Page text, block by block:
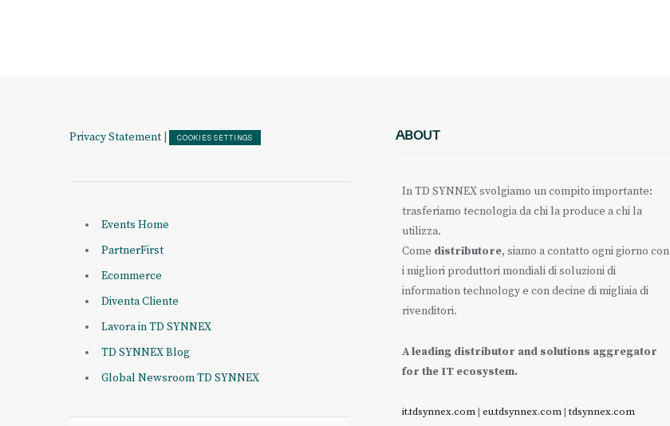
Privacy Statement COOKIES SETTINGS
Events Home
PartnerFirst
Ecommerce
Diventa Cliente
Lavora in TD SYNNEX
TD SYNNEX Blog
Global Newsroom TD SYNNEX
ABOUT
In TD SYNNEX svolgiamo un compito importante:
trasferiamo tecnologia da chi la produce a chi la
utilizza.
Come distributore, siamo a contatto ogni giorno con
i migliori produttori mondiali di soluzioni di
information technology e con decine di migliaia di
rivenditori.
A leading distributor and solutions aggregator
for the IT ecosystem.
it.tdsynnex.com| eu.tdsynnex.com|tdsynnex.com